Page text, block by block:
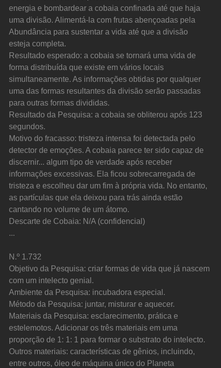
energia e bombardear a cobaia confinada até que haja
uma divisão. Alimentá-la com frutas abençoadas pela
Abundância para sustentar a vida até que a divisão
esteja completa.
Resultado esperado: a cobaia se tornará uma vida de
forma distribuída que existe em vários locais
simultaneamente. As informações obtidas por qualquer
uma das formas resultantes da divisão serão passadas
para outras formas divididas.
Resultado da Pesquisa: a cobaia se obliterou após 123
segundos.
Motivo do fracasso: tristeza intensa foi detectada pelo
detector de emoções. A cobaia parece ter sido capaz de
discernir... algum tipo de verdade após receber
informações excessivas. Ela ficou sobrecarregada de
tristeza e escolheu dar um fim à própria vida. No entanto,
as partículas que ela deixou para trás ainda estão
cantando no volume de um átomo.
Descarte de Cobaia: N/A (confidencial)
...
N.º 1.732
Objetivo da Pesquisa: criar formas de vida que já nascem
com um intelecto genial.
Ambiente da Pesquisa: incubadora especial.
Método da Pesquisa: juntar, misturar e aquecer.
Materiais da Pesquisa: esclarecimento, prática e
estelemotos. Adicionar os três materiais em uma
proporção de 1: 1: 1 para formar o substrato do intelecto.
Outros materiais: características de gênios, incluindo,
entre outros, óleo de máquina único do Planeta